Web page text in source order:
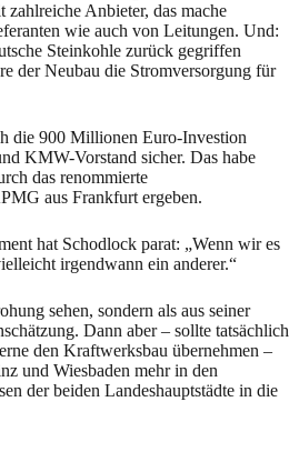
Anbieter, das mache
wie auch von Leitungen. Und:
Steinkohle zurück gegriffen
der Neubau die Stromversorgung für
die 900 Millionen Euro-Investion
KMW-Vorstand sicher. Das habe
das renommierte
aus Frankfurt ergeben.
hat Schodlock parat: „Wenn wir es
irgendwann ein anderer.“
sehen, sondern als aus seiner
Dann aber – sollte tatsächlich
den Kraftwerksbau übernehmen –
und Wiesbaden mehr in den
der beiden Landeshauptstädte in die